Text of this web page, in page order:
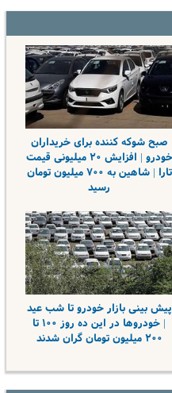
صبح شوکه کننده برای خریداران
خودرو | افزایش ۲۰ میلیونی قیمت
تارا | شاهین به ۷۰۰ میلیون تومان
رسید
پیش بینی بازار خودرو تا شب عید
| خودروها در این ده روز ۱۰۰ تا
۲۰۰ میلیون تومان گران شدند